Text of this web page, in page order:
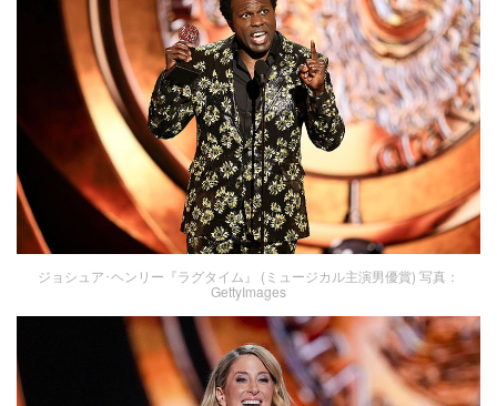
ジョシュア･ヘンリー『ラグタイム』 (ミュージカル主演男優賞) 写真：
GettyImages